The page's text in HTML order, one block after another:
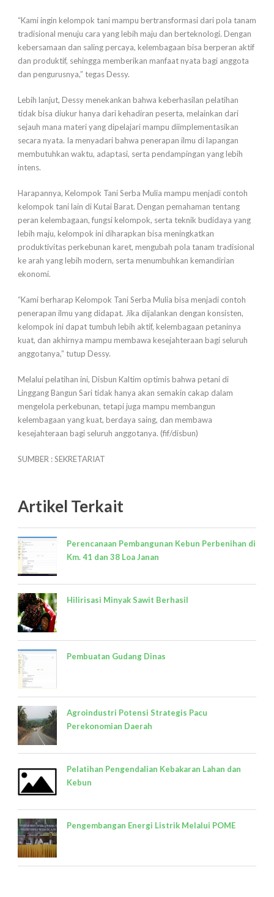
“Kami ingin kelompok tani mampu bertransformasi dari pola tanam
tradisional menuju cara yang lebih maju dan berteknologi. Dengan
kebersamaan dan saling percaya, kelembagaan bisa berperan aktif
dan produktif, sehingga memberikan manfaat nyata bagi anggota
dan pengurusnya,” tegas Dessy.
Lebih lanjut, Dessy menekankan bahwa keberhasilan pelatihan
tidak bisa diukur hanya dari kehadiran peserta, melainkan dari
sejauh mana materi yang dipelajari mampu diimplementasikan
secara nyata. Ia menyadari bahwa penerapan ilmu di lapangan
membutuhkan waktu, adaptasi, serta pendampingan yang lebih
intens.
Harapannya, Kelompok Tani Serba Mulia mampu menjadi contoh
kelompok tani lain di Kutai Barat. Dengan pemahaman tentang
peran kelembagaan, fungsi kelompok, serta teknik budidaya yang
lebih maju, kelompok ini diharapkan bisa meningkatkan
produktivitas perkebunan karet, mengubah pola tanam tradisional
ke arah yang lebih modern, serta menumbuhkan kemandirian
ekonomi.
“Kami berharap Kelompok Tani Serba Mulia bisa menjadi contoh
penerapan ilmu yang didapat. Jika dijalankan dengan konsisten,
kelompok ini dapat tumbuh lebih aktif, kelembagaan petaninya
kuat, dan akhirnya mampu membawa kesejahteraan bagi seluruh
anggotanya,” tutup Dessy.
Melalui pelatihan ini, Disbun Kaltim optimis bahwa petani di
Linggang Bangun Sari tidak hanya akan semakin cakap dalam
mengelola perkebunan, tetapi juga mampu membangun
kelembagaan yang kuat, berdaya saing, dan membawa
kesejahteraan bagi seluruh anggotanya. (fif/disbun)
SUMBER : SEKRETARIAT
Artikel Terkait
Perencanaan Pembangunan Kebun Perbenihan di
Km. 41 dan 38 Loa Janan
Hilirisasi Minyak Sawit Berhasil
Pembuatan Gudang Dinas
Agroindustri Potensi Strategis Pacu
Perekonomian Daerah
Pelatihan Pengendalian Kebakaran Lahan dan
Kebun
Pengembangan Energi Listrik Melalui POME